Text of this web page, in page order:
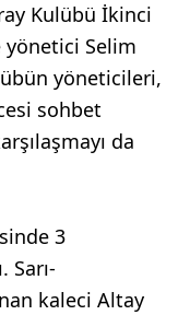
Kulübü İkinci
yönetici Selim
yöneticileri,
sohbet
da
3
Sarı-
kaleci Altay